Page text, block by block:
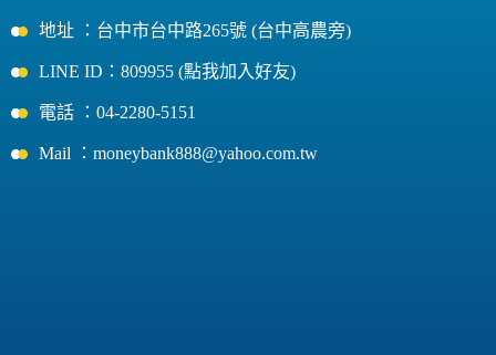
地址 ：台中市台中路265號 (台中高農旁)
LINE ID：809955 (點我加入好友)
電話 ：04-2280-5151
Mail ：moneybank888@yahoo.com.tw